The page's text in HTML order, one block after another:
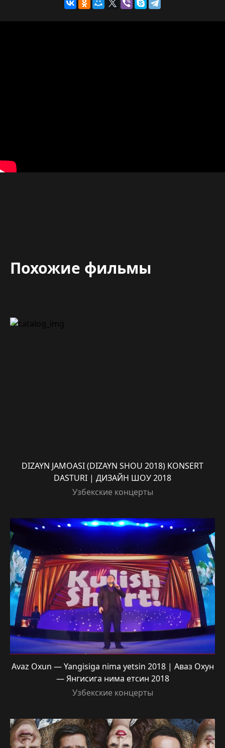
Похожие фильмы
DIZAYN JAMOASI (DIZAYN SHOU 2018) KONSERT
DASTURI | ДИЗАЙН ШОУ 2018
Узбекские концерты
Avaz Oxun — Yangisiga nima yetsin 2018 | Аваз Охун
— Янгисига нима етсин 2018
Узбекские концерты